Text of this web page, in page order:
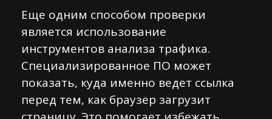
Еще одним способом проверки
является использование
инструментов анализа трафика.
Специализированное ПО может
показать, куда именно ведет ссылка
перед тем, как браузер загрузит